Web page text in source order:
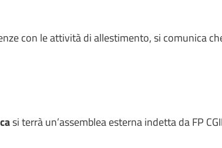
con le attività di allestimento, si comunica
si terrà un’assemblea esterna indetta da FP